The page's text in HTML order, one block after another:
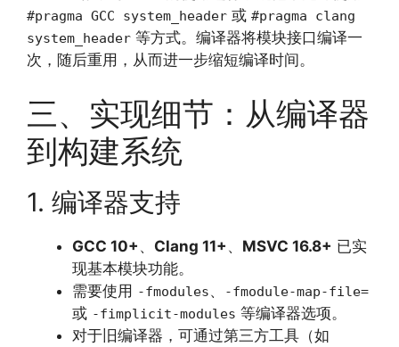
#pragma GCC system_header 或 #pragma clang
system_header 等方式。编译器将模块接口编译一
次，随后重用，从而进一步缩短编译时间。
三、实现细节：从编译器
到构建系统
1. 编译器支持
GCC 10+ 、 Clang 11+ 、 MSVC 16.8+ 已实
现基本模块功能。
需要使用 -fmodules、 -fmodule-map-file=
或 -fimplicit-modules 等编译器选项。
对于旧编译器，可通过第三方工具（如